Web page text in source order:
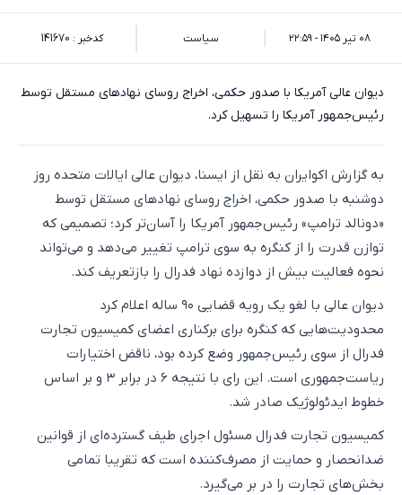
۰۸ تیر ۱۴۰۵ - ۲۲:۵۹ سیاست کدخبر : 141670
دیوان عالی آمریکا با صدور حکمی، اخراج روسای نهاد‌های مستقل توسط
رئیس‌جمهور آمریکا را تسهیل کرد.
به گزارش اکوایران به نقل از ایسنا، دیوان عالی ایالات متحده روز
دوشنبه با صدور حکمی، اخراج روسای نهاد‌های مستقل توسط
«دونالد ترامپ» رئیس‌جمهور آمریکا را آسان‌تر کرد؛ تصمیمی که
توازن قدرت را از کنگره به سوی ترامپ تغییر می‌دهد و می‌تواند
نحوه فعالیت بیش از دوازده نهاد فدرال را بازتعریف کند.
دیوان عالی با لغو یک رویه قضایی ۹۰ ساله اعلام کرد
محدودیت‌هایی که کنگره برای برکناری اعضای کمیسیون تجارت
فدرال از سوی رئیس‌جمهور وضع کرده بود، ناقض اختیارات
ریاست‌جمهوری است. این رای با نتیجه ۶ در برابر ۳ و بر اساس
خطوط ایدئولوژیک صادر شد.
کمیسیون تجارت فدرال مسئول اجرای طیف گسترده‌ای از قوانین
ضدانحصار و حمایت از مصرف‌کننده است که تقریبا تمامی
بخش‌های تجارت را در بر می‌گیرد.